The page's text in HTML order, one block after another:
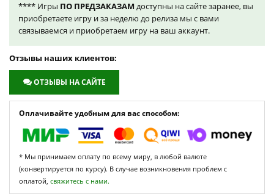
**** Игры ПО ПРЕДЗАКАЗАМ доступны на сайте заранее, вы
приобретаете игру и за неделю до релиза мы с вами
связываемся и приобретаем игру на ваш аккаунт.
Отзывы наших клиентов:
ОТЗЫВЫ НА САЙТЕ
Оплачивайте удобным для вас способом:
* Мы принимаем оплату по всему миру, в любой валюте
(конвертируется по курсу). В случае возникновения проблем с
оплатой, свяжитесь с нами.